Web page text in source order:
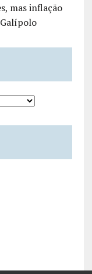
mas inflação